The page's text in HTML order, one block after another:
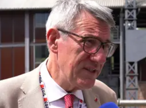
Trentino
D'Aosta
Archivio
Storico
1955-
2014